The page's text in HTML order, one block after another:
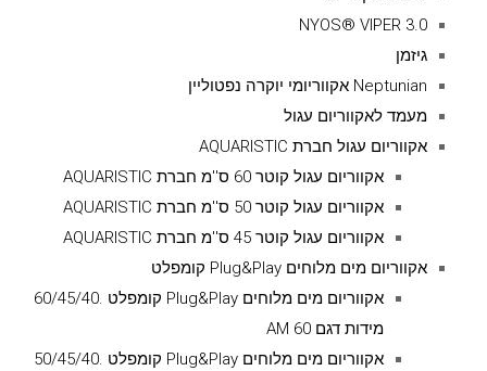
NYOS® VIPER 3.0
גיזמן
Neptunian אקווריומי יוקרה נפטוליין
מעמד לאקווריום עגול
אקווריום עגול חברת AQUARISTIC
אקווריום עגול קוטר 60 ס''מ חברת AQUARISTIC
אקווריום עגול קוטר 50 ס''מ חברת AQUARISTIC
אקווריום עגול קוטר 45 ס''מ חברת AQUARISTIC
אקווריום מים מלוחים Plug&Play קומפלט
אקווריום מים מלוחים Plug&Play קומפלט .60/45/40
מידות דגם AM 60
אקווריום מים מלוחים Plug&Play קומפלט .50/45/40